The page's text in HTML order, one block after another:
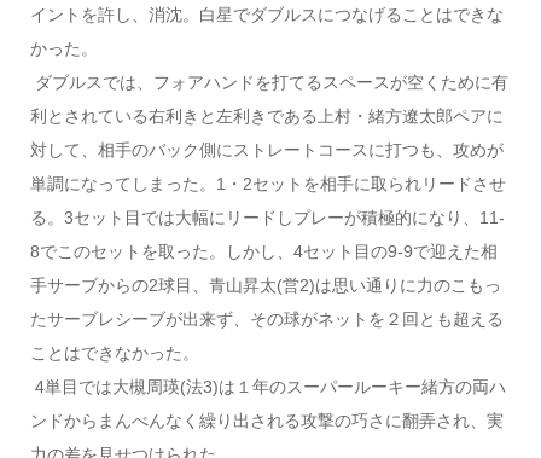
イントを許し、消沈。白星でダブルスにつなげることはできな
かった。
ダブルスでは、フォアハンドを打てるスペースが空くために有
利とされている右利きと左利きである上村・緒方遼太郎ペアに
対して、相手のバック側にストレートコースに打つも、攻めが
単調になってしまった。1・2セットを相手に取られリードさせ
る。3セット目では大幅にリードしプレーが積極的になり、11-
8でこのセットを取った。しかし、4セット目の9-9で迎えた相
手サーブからの2球目、青山昇太(営2)は思い通りに力のこもっ
たサーブレシーブが出来ず、その球がネットを２回とも超える
ことはできなかった。
4単目では大槻周瑛(法3)は１年のスーパールーキー緒方の両ハ
ンドからまんべんなく繰り出される攻撃の巧さに翻弄され、実